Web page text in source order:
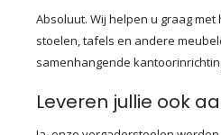
Absoluut. Wij helpen u graag
stoelen, tafels en andere
samenhangende
Leveren jullie ook